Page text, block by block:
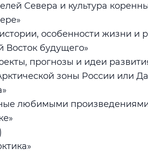
Севера и культура
особенности жизни и
Восток будущего»
прогнозы и идеи
зоны России или
любимыми произведениями